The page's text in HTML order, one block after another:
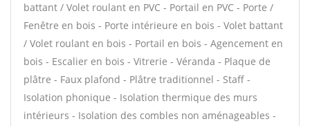
battant / Volet roulant en PVC - Portail en PVC - Porte /
Fenêtre en bois - Porte intérieure en bois - Volet battant
/ Volet roulant en bois - Portail en bois - Agencement en
bois - Escalier en bois - Vitrerie - Véranda - Plaque de
plâtre - Faux plafond - Plâtre traditionnel - Staff -
Isolation phonique - Isolation thermique des murs
intérieurs - Isolation des combles non aménageables -